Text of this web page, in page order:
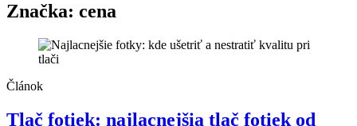
Značka: cena
Článok
Tlač fotiek: najlacnejšia tlač fotiek od